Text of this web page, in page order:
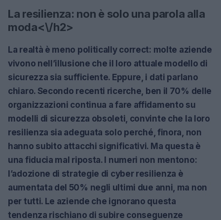
La resilienza: non è solo una parola alla
moda<\/h2>
La realtà è meno politically correct: molte aziende
vivono nell’illusione che il loro attuale modello di
sicurezza sia sufficiente. Eppure, i dati parlano
chiaro. Secondo recenti ricerche, ben il 70% delle
organizzazioni continua a fare affidamento su
modelli di sicurezza obsoleti, convinte che la loro
resilienza sia adeguata solo perché, finora, non
hanno subito attacchi significativi. Ma questa è
una fiducia mal riposta. I numeri non mentono:
l’adozione di strategie di cyber resilienza è
aumentata del 50% negli ultimi due anni, ma non
per tutti. Le aziende che ignorano questa
tendenza rischiano di subire conseguenze